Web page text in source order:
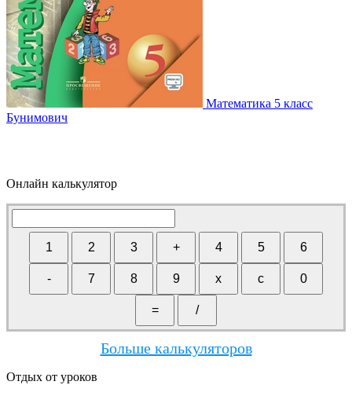
Математика 5 класс
Бунимович
Онлайн калькулятор
Больше калькуляторов
Отдых от уроков